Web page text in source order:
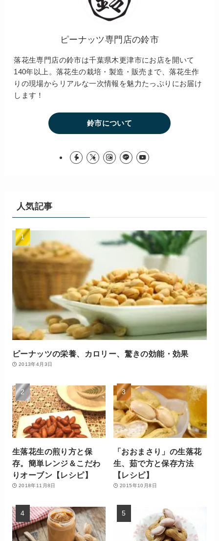
ピーナッツ専門店の鈴市
落花生専門店の鈴市は千葉県木更津市にお店を開いて
140年以上。落花生の栽培・製造・販売まで、落花生作
りの現場からリアルな一次情報を魅力たっぷりにお届け
します！
鈴市について
人気記事
ピーナッツの栄養、カロリー、驚きの効能・効果
2013年4月3日
生落花生の煎り方と保
存。簡単レンジ＆こだわ
りオーブン【レシピ】
2018年11月8日
「おおまさり」の生落花
生、茹で方と保存方法
【レシピ】
2015年10月8日